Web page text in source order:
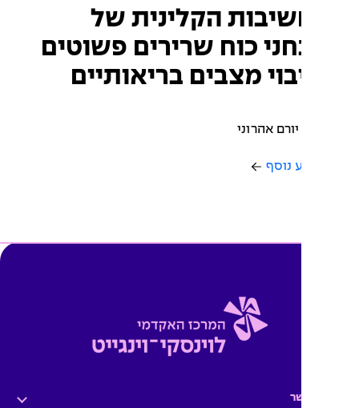
הקלינית של
כוח שרירים פשוטים
מצבים בריאותיים
אהרוני